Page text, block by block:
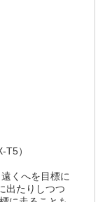
）
くへを目標に
出たりしつつ